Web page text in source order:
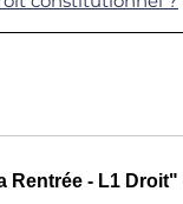
Rentrée - L1 Droit"